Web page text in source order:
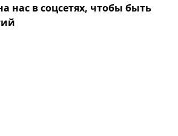
нас в соцсетях, чтобы быть